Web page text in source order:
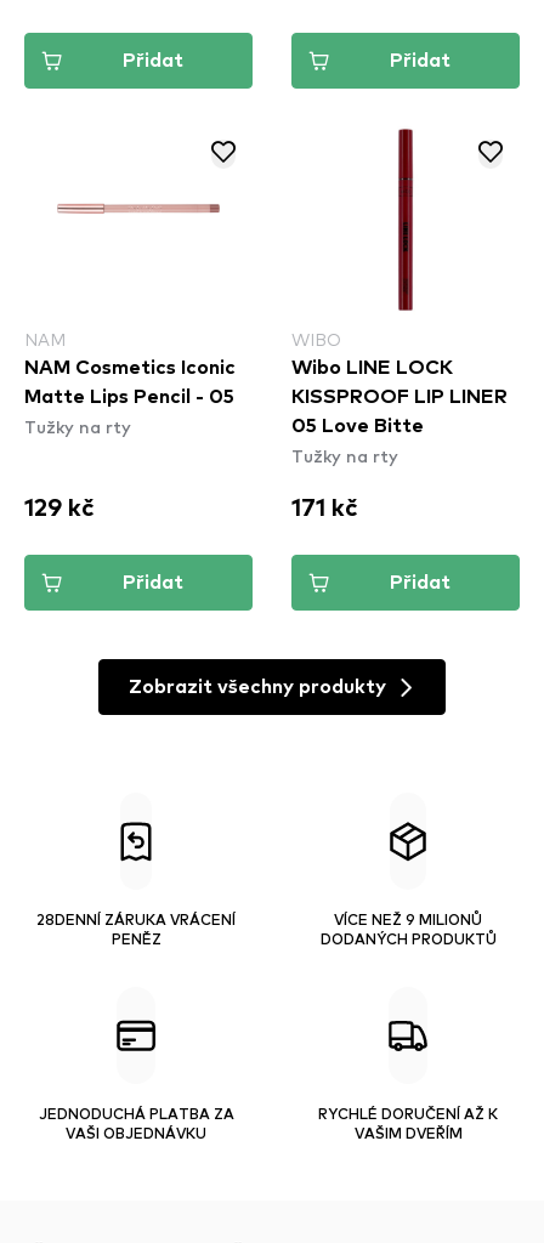
Přidat Přidat
NAM
NAM Cosmetics Iconic
Matte Lips Pencil - 05
Tužky na rty
129 kč
Přidat
WIBO
Wibo LINE LOCK
KISSPROOF LIP LINER
05 Love Bitte
Tužky na rty
171 kč
Přidat
Zobrazit všechny produkty
28DENNÍ ZÁRUKA VRÁCENÍ
PENĚZ
VÍCE NEŽ 9 MILIONŮ
DODANÝCH PRODUKTŮ
JEDNODUCHÁ PLATBA ZA
VAŠI OBJEDNÁVKU
RYCHLÉ DORUČENÍ AŽ K
VAŠIM DVEŘÍM